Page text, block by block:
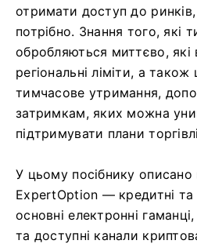
отримати доступ до
потрібно. Знання того, які
обробляються миттєво, які
регіональні ліміти, а
тимчасове утримання,
затримкам, яких можна
підтримувати плани
У цьому посібнику описано
ExpertOption — кредитні та
основні електронні
та доступні канали